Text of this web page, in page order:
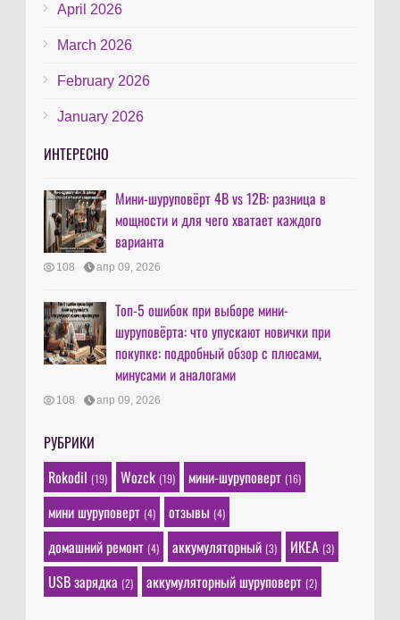
April 2026
March 2026
February 2026
January 2026
ИНТЕРЕСНО
Мини-шуруповёрт 4В vs 12В: разница в
мощности и для чего хватает каждого
варианта
108 апр 09, 2026
Топ-5 ошибок при выборе мини-
шуруповёрта: что упускают новички при
покупке: подробный обзор с плюсами,
минусами и аналогами
108 апр 09, 2026
РУБРИКИ
Rokodil (19) Wozck (19) мини-шуруповерт (16)
мини шуруповерт (4) отзывы (4)
домашний ремонт (4) аккумуляторный (3) ИКЕА (3)
USB зарядка (2) аккумуляторный шуруповерт (2)